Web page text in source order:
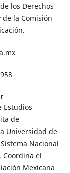
los Derechos
la Comisión
Estudios
de
Universidad de
Nacional
el
Mexicana